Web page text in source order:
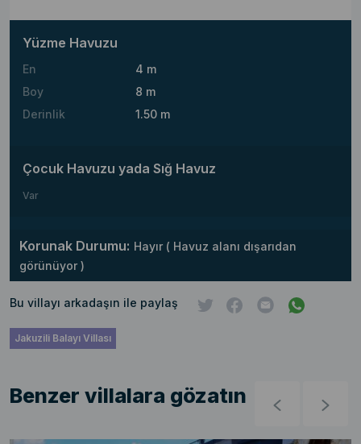
Yüzme Havuzu
En
4 m
Boy
8 m
Derinlik
1.50 m
Çocuk Havuzu yada Sığ Havuz
Var
Korunak Durumu: Hayır ( Havuz alanı dışarıdan
görünüyor )
Bu villayı arkadaşın ile paylaş
Jakuzili Balayı Villası
Benzer villalara gözatın